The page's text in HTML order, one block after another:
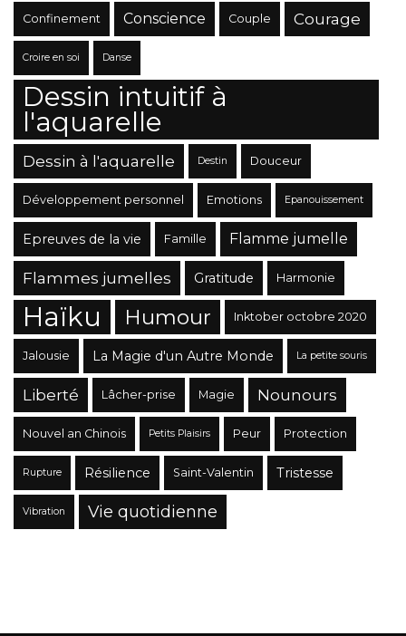
Confinement Conscience Couple Courage
Croire en soi Danse
Dessin intuitif à
l'aquarelle
Dessin à l'aquarelle Destin Douceur
Développement personnel Emotions Epanouissement
Epreuves de la vie Famille Flamme jumelle
Flammes jumelles Gratitude Harmonie
Haïku Humour Inktober octobre 2020
Jalousie La Magie d'un Autre Monde La petite souris
Liberté Lâcher-prise Magie Nounours
Nouvel an Chinois Petits Plaisirs Peur Protection
Rupture Résilience Saint-Valentin Tristesse
Vibration Vie quotidienne